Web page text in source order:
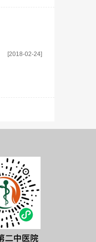
[2018-02-24]